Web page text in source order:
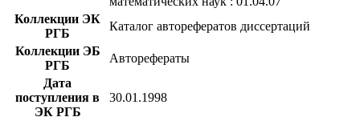
Коллекции ЭК
РГБ
Каталог авторефератов диссертаций
Коллекции ЭБ
РГБ
Авторефераты
Дата
поступления в
ЭК РГБ
30.01.1998